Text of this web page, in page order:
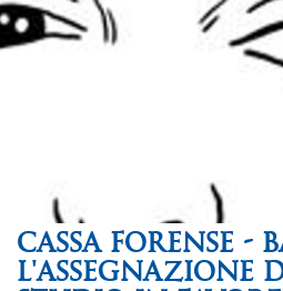
CASSA FORENSE -
L'ASSEGNAZIONE